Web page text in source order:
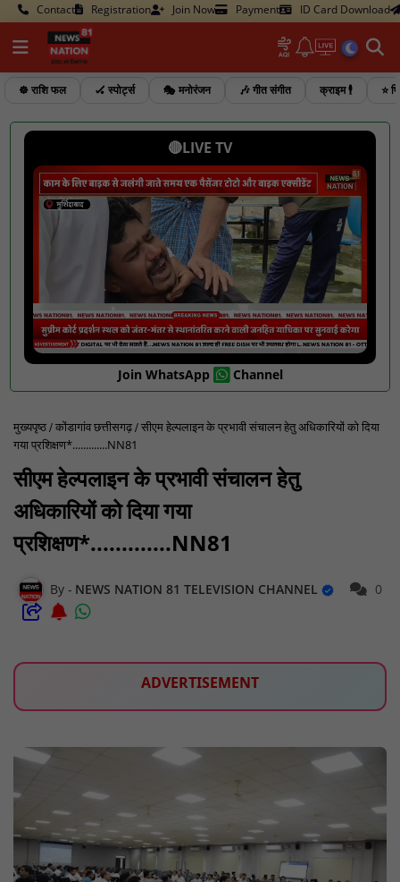
Contact Registration Join Now Payment ID Card Download
☸️ राशि फल 🏑 स्पोर्ट्स 🎭 मनोरंजन 🎶 गीत संगीत क्राइम 🕴️ ⭐
🔴LIVE TV
Join WhatsApp Channel
मुख्यपृष्ठ कोंडागांव छत्तीसगढ़ सीएम हेल्पलाइन के प्रभावी संचालन हेतु अधिकारियों को दिया
गया प्रशिक्षण*.............NN81
सीएम हेल्पलाइन के प्रभावी संचालन हेतु
अधिकारियों को दिया गया
प्रशिक्षण*.............NN81
NEWS NATION 81 TELEVISION CHANNEL 0
ADVERTISEMENT